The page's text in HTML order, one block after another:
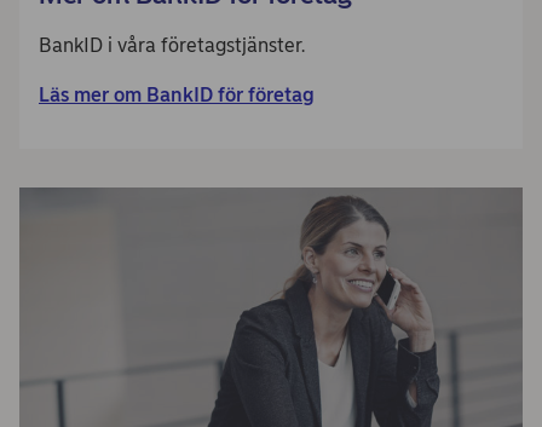
BankID i våra företagstjänster.
Läs mer om BankID för företag